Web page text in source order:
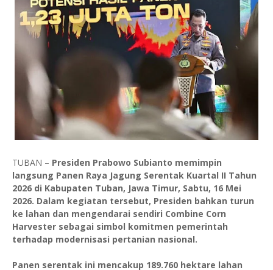
TUBAN – Presiden Prabowo Subianto memimpin
langsung Panen Raya Jagung Serentak Kuartal II Tahun
2026 di Kabupaten Tuban, Jawa Timur, Sabtu, 16 Mei
2026. Dalam kegiatan tersebut, Presiden bahkan turun
ke lahan dan mengendarai sendiri Combine Corn
Harvester sebagai simbol komitmen pemerintah
terhadap modernisasi pertanian nasional.
Panen serentak ini mencakup 189.760 hektare lahan